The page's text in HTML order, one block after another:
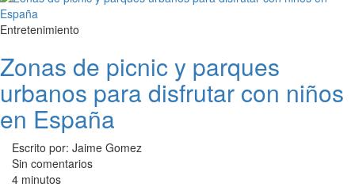
Entretenimiento
Zonas de picnic y parques
urbanos para disfrutar con niños
en España
Escrito por: Jaime Gomez
Sin comentarios
4 minutos